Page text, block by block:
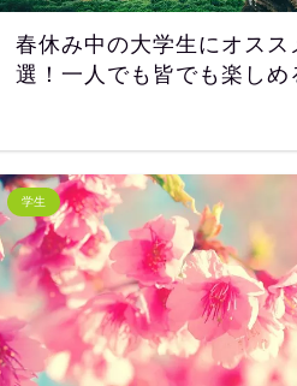
春休み中の大学生にオスス
選！一人でも皆でも楽しめ
学生